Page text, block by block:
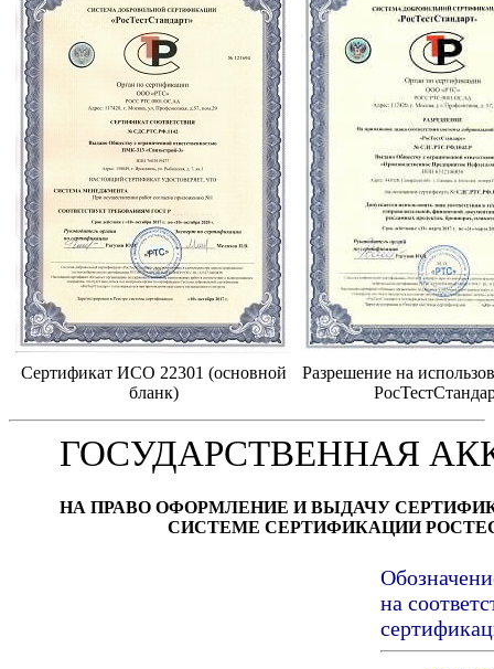
Сертификат ИСО 22301 (основной
бланк)
Разрешение на
ГОСУДАРСТВЕННАЯ
НА ПРАВО ОФОРМЛЕНИЕ И ВЫДАЧУ
СИСТЕМЕ СЕРТИФИКАЦИИ
на